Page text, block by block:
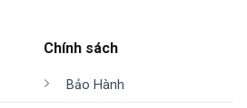
Chính sách
Bảo Hành